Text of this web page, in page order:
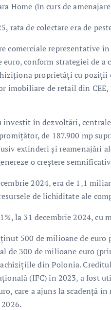
Home (în curs de
rata de colectare era de
comerciale reprezentative
conform strategiei de
proprietăți cu poziții
imobiliare de retail din
investit în dezvoltări,
de 187.900 mp
extinderi și reamenajări
o creștere
2024, era de 1,1
de lichiditate ale
la 31 decembrie 2024, cu
500 de milioane de
de 300 de milioane euro
din Polonia.
(IFC) în 2023, a fost
care a ajuns la scadență